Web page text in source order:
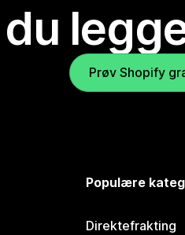
Prøv Shopify
Populære
Direktefrakting